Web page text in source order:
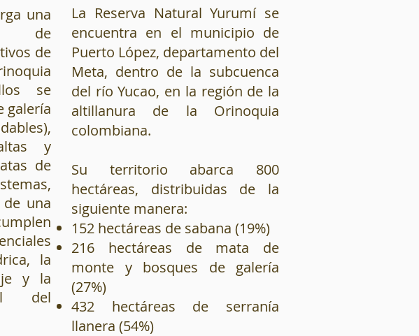
una
de
de
se
galería
y
de
una
la
y la
del
La Reserva Natural Yurumí se
encuentra en el municipio de
Puerto López, departamento del
Meta, dentro de la subcuenca
del río Yucao, en la región de la
altillanura de la Orinoquia
colombiana.
Su territorio abarca 800
hectáreas, distribuidas de la
siguiente manera:
152 hectáreas de sabana (19%)
216 hectáreas de mata de
monte y bosques de galería
(27%)
432 hectáreas de serranía
llanera (54%)